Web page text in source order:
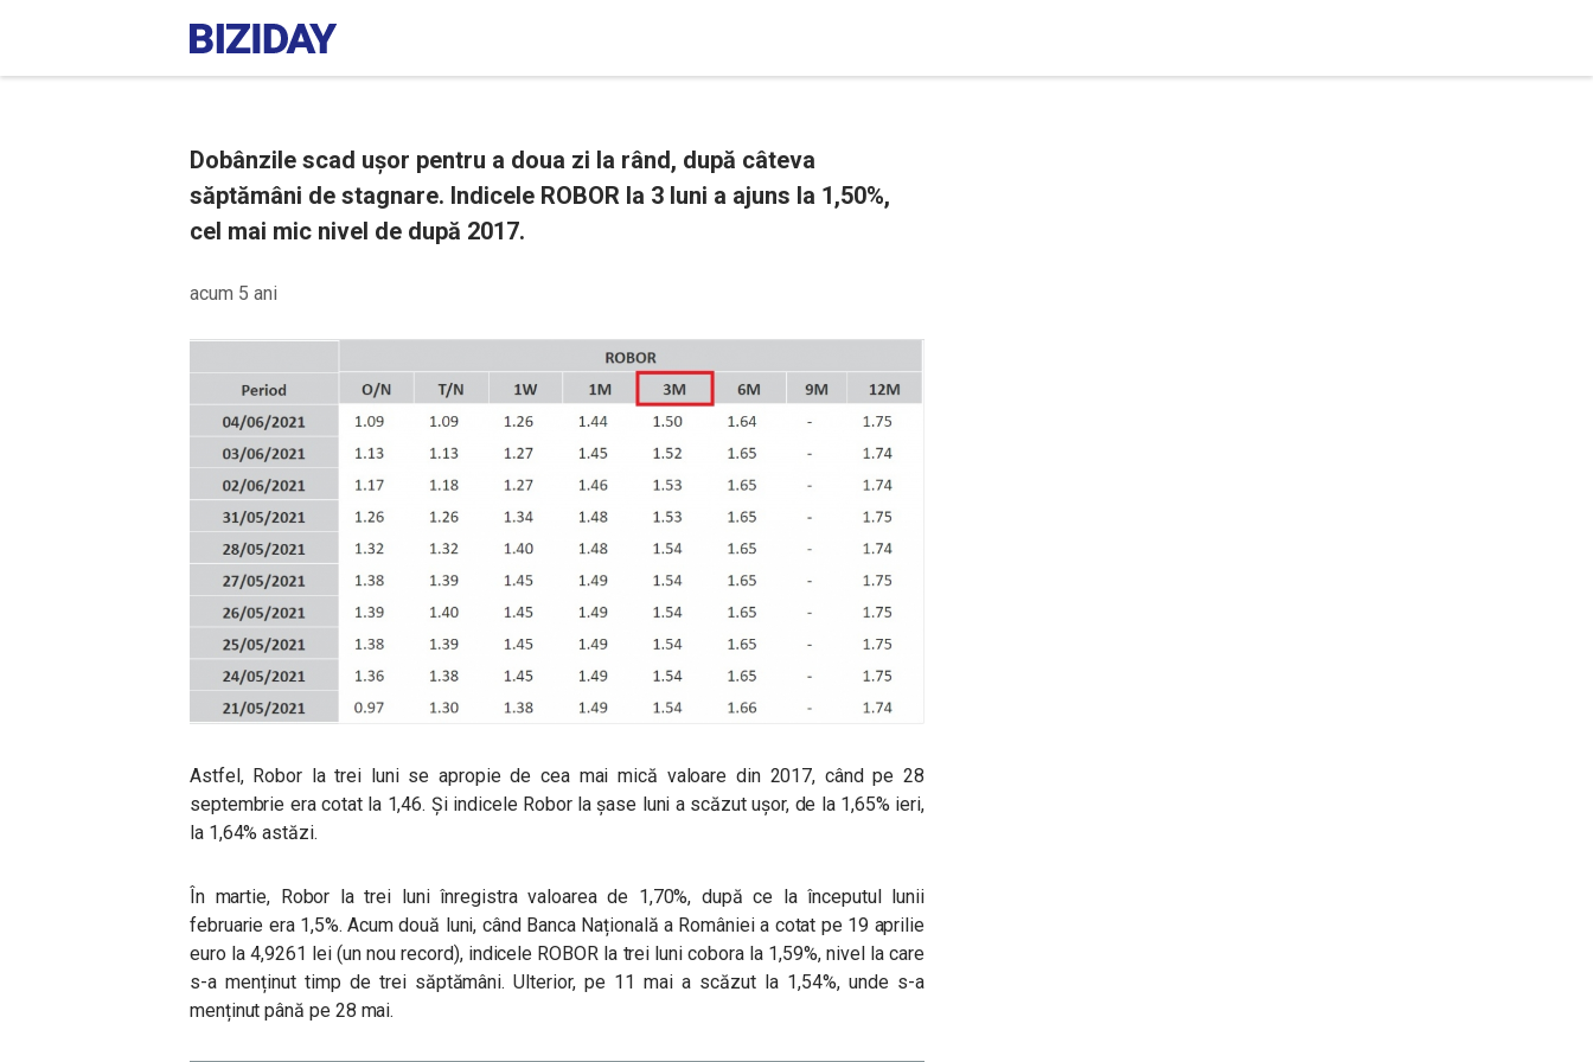
Dobânzile scad ușor pentru a doua zi la rând, după câteva
săptămâni de stagnare. Indicele ROBOR la 3 luni a ajuns la 1,50%,
cel mai mic nivel de după 2017.
acum 5 ani
Astfel, Robor la trei luni se apropie de cea mai mică valoare din 2017, când pe 28
septembrie era cotat la 1,46. Și indicele Robor la șase luni a scăzut ușor, de la 1,65% ieri,
la 1,64% astăzi.
În martie, Robor la trei luni înregistra valoarea de 1,70%, după ce la începutul lunii
februarie era 1,5%.Acum două luni, când Banca Națională a României a cotat pe 19 aprilie
euro la 4,9261 lei (un nou record), indicele ROBOR la trei luni cobora la 1,59%, nivel la care
s-a menținut timp de trei săptămâni. Ulterior, pe 11 mai a scăzut la 1,54%, unde s-a
menținut până pe 28 mai.